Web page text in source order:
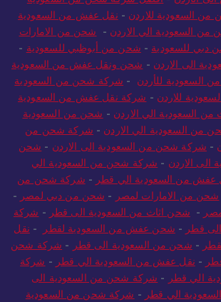
السعودية للاردن - نقل عفش من السعودية
السعودية الي الاردن - شحن من الامارات
دبي للسعودية - شحن من أبوظبي للسعودية -
الى الاردن - شحن ونقل عفش من السعودية
السعودية للأردن - شركة شحن من السعودية
للاردن - شركة نقل عفش من السعودية
السعودية الي الاردن - شحن من السعودية
من السعودية الي الاردن - شركة شحن من
- شركة شحن من السعودية الى الاردن - شحن
الى الاردن - شركة شحن من السعودية الي
من السعودية الي قطر - شركة شحن من
شحن من الامارات لمصر - شحن من دبي لمصر -
- شحن اثاث من السعودية الى قطر - شركة
قطر - شحن عفش من السعودية لقطر - نقل
- شحن من السعودية الى قطر - شركة شحن
- نقل عفش من السعودية الي قطر - شركة
الي قطر - شركة شحن من السعودية الى
الي قطر - شركة شحن من السعودية